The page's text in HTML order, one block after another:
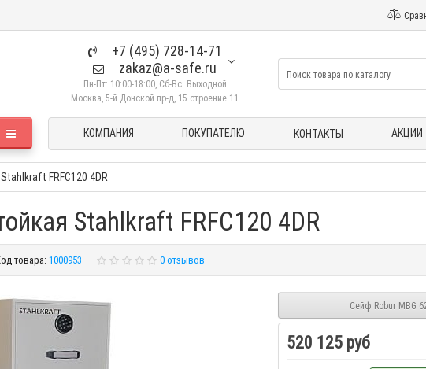
+7 (495) 728-14-71
zakaz@a-safe.ru
Пн-Пт: 10:00-18:00, Сб-Вс: Выходной
Москва, 5-й Донской пр-д, 15 строение 11
КОМПАНИЯ ПОКУПАТЕЛЮ КОНТАКТЫ АКЦИИ
FRFC120 4DR
Stahlkraft FRFC120 4DR
товара:1000953 0 отзывов
Сейф Robur MBG
520 125 руб